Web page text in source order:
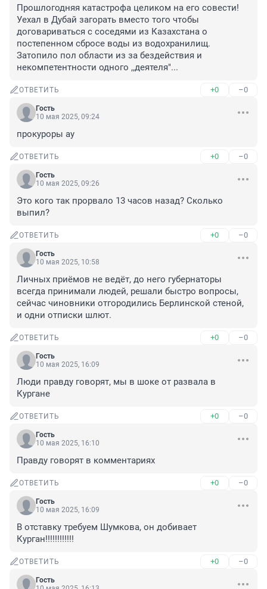
Прошлогодняя катастрофа целиком на его совести!
Уехал в Дубай загорать вместо того чтобы
договариваться с соседями из Казахстана о
постепенном сбросе воды из водохранилищ.
Затопило пол области из за бездействия и
некомпетентности одного ,,деятеля"...
ОТВЕТИТЬ +0 –0
Гость
10 мая 2025, 09:24
прокуроры ау
ОТВЕТИТЬ +0 –0
Гость
10 мая 2025, 09:26
Это кого так прорвало 13 часов назад? Сколько
выпил?
ОТВЕТИТЬ +0 –0
Гость
10 мая 2025, 10:58
Личных приёмов не ведёт, до него губернаторы
всегда принимали людей, решали быстро вопросы,
сейчас чиновники отгородились Берлинской стеной,
и одни отписки шлют.
ОТВЕТИТЬ +0 –0
Гость
10 мая 2025, 16:09
Люди правду говорят, мы в шоке от развала в
Кургане
ОТВЕТИТЬ +0 –0
Гость
10 мая 2025, 16:10
Правду говорят в комментариях
ОТВЕТИТЬ +0 –0
Гость
10 мая 2025, 16:09
В отставку требуем Шумкова, он добивает
Курган!!!!!!!!!!!!
ОТВЕТИТЬ +0 –0
Гость